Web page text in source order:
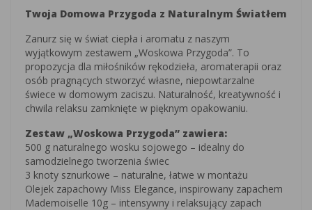
Twoja Domowa Przygoda z Naturalnym Światłem
Zanurz się w świat ciepła i aromatu z naszym
wyjątkowym zestawem „Woskowa Przygoda”. To
propozycja dla miłośników rękodzieła, aromaterapii oraz
osób pragnących stworzyć własne, niepowtarzalne
świece w domowym zaciszu. Naturalność, kreatywność i
chwila relaksu zamknięte w pięknym opakowaniu.
Zestaw „Woskowa Przygoda” zawiera:
500 g naturalnego wosku sojowego – idealny do
samodzielnego tworzenia świec
3 knoty sznurkowe – naturalne, łatwe w montażu
Olejek zapachowy Miss Elegance, inspirowany zapachem
Mademoiselle 10g – intensywny i relaksujący zapach